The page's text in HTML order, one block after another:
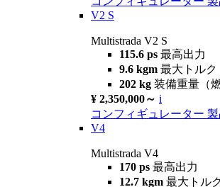
V2 S
Multistrada V2 S
115.6 ps 最高出力
9.6 kgm 最大トルク
202 kg 装備重量（
¥ 2,350,000～ i
コンフィギュレーター
V4
Multistrada V4
170 ps 最高出力
12.7 kgm 最大トル